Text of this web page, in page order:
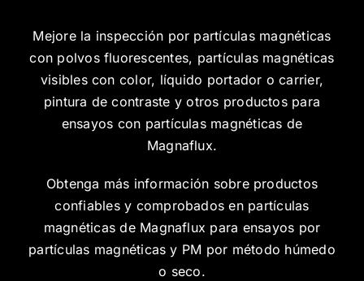
Mejore la inspección por partículas magnéticas
con polvos fluorescentes, partículas magnéticas
visibles con color, líquido portador o carrier,
pintura de contraste y otros productos para
ensayos con partículas magnéticas de
Magnaflux.
Obtenga más información sobre productos
confiables y comprobados en partículas
magnéticas de Magnaflux para ensayos por
partículas magnéticas y PM por método húmedo
o seco.